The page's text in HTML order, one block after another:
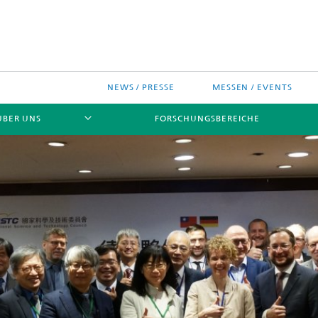
NEWS / PRESSE MESSEN / EVENTS
UNS FORSCHUNGSBEREICHE
Chip-Design-Center